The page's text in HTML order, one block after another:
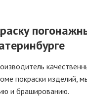
покраски изделий,
и брашированию.